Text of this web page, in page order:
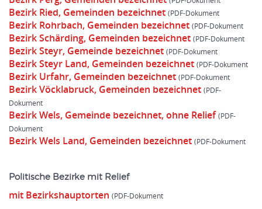
Bezirk Ried, Gemeinden bezeichnet
Bezirk Rohrbach, Gemeinden bezeichnet
Bezirk Schärding, Gemeinden bezeichnet
Bezirk Steyr, Gemeinde bezeichnet
Bezirk Steyr Land, Gemeinden bezeichnet
Bezirk Urfahr, Gemeinden bezeichnet
Bezirk Vöcklabruck, Gemeinden bezeichnet
Bezirk Wels, Gemeinde bezeichnet, ohne Relief
Bezirk Wels Land, Gemeinden bezeichnet
Politische Bezirke mit Relief
mit Bezirkshauptorten